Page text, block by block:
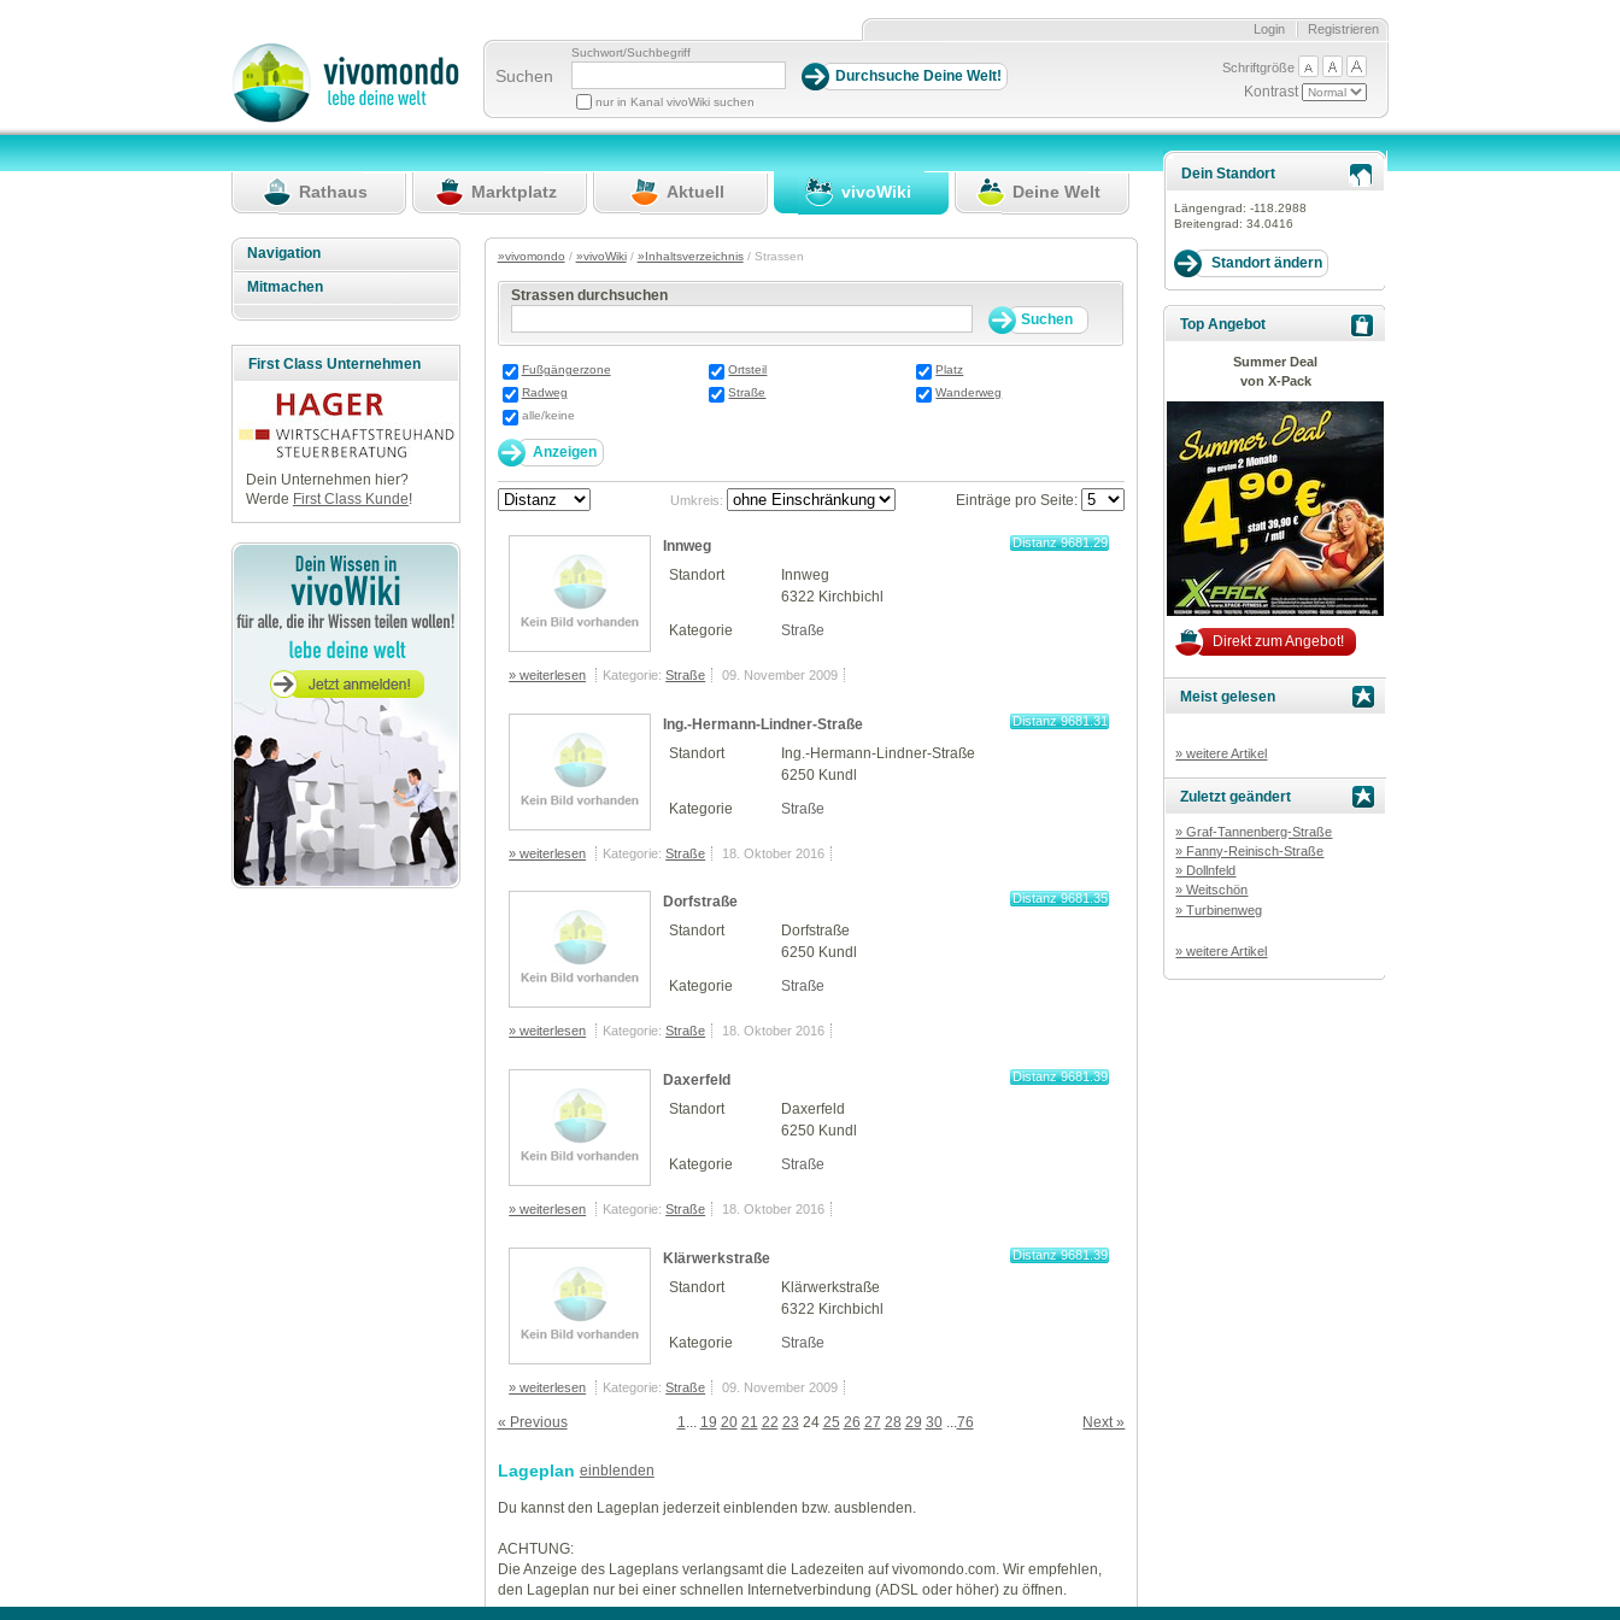
Registrieren
Login
Suchen
Suchwort/Suchbegriff
nur in Kanal vivoWiki suchen
Schriftgröße
Kontrast
Rathaus Marktplatz Aktuell vivoWiki Deine Welt
Navigation
Mitmachen
First Class Unternehmen
Dein Unternehmen hier?
Werde First Class Kunde!
»vivomondo / »vivoWiki/ »Inhaltsverzeichnis/ Strassen
Strassen durchsuchen
Fußgängerzone Ortsteil
Platz
Radweg
Straße
Wanderweg
alle/keine
Umkreis: Einträge pro Seite:
Innweg
Distanz 9681.29
Standort
Innweg
6322 Kirchbichl
Kategorie
Straße
» weiterlesen Kategorie:Straße 09. November 2009
Ing.-Hermann-Lindner-Straße
Distanz 9681.31
Standort
Ing.-Hermann-Lindner-Straße
6250 Kundl
Kategorie
Straße
» weiterlesen Kategorie:Straße 18. Oktober 2016
Dorfstraße
Distanz 9681.35
Standort
Dorfstraße
6250 Kundl
Kategorie
Straße
» weiterlesen Kategorie:Straße 18. Oktober 2016
Daxerfeld
Distanz 9681.39
Standort
Daxerfeld
6250 Kundl
Kategorie
Straße
» weiterlesen Kategorie:Straße 18. Oktober 2016
Klärwerkstraße
Distanz 9681.39
Standort
Klärwerkstraße
6322 Kirchbichl
Kategorie
Straße
» weiterlesen Kategorie:Straße 09. November 2009
« Previous Next »
1... 19 20 21 22 23 24 25 26 27 28 29 30 ...76
Lageplan einblenden
Du kannst den Lageplan jederzeit einblenden bzw. ausblenden.
ACHTUNG:
Die Anzeige des Lageplans verlangsamt die Ladezeiten auf vivomondo.com. Wir empfehlen,
den Lageplan nur bei einer schnellen Internetverbindung (ADSL oder höher) zu öffnen.
Dein Standort
Längengrad: -118.2988
Breitengrad: 34.0416
Top Angebot
Summer Deal
von X-Pack
Direkt zum Angebot!
Meist gelesen
» weitere Artikel
Zuletzt geändert
» Graf-Tannenberg-Straße
» Fanny-Reinisch-Straße
» Dollnfeld
» Weitschön
» Turbinenweg
» weitere Artikel